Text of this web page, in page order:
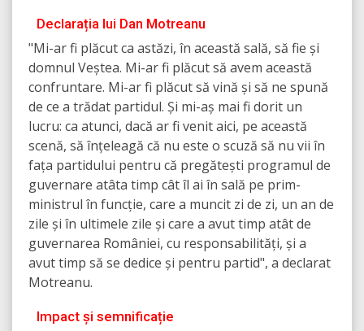
Declarația lui Dan Motreanu
"Mi-ar fi plăcut ca astăzi, în această sală, să fie și
domnul Veștea. Mi-ar fi plăcut să avem această
confruntare. Mi-ar fi plăcut să vină și să ne spună
de ce a trădat partidul. Și mi-aș mai fi dorit un
lucru: ca atunci, dacă ar fi venit aici, pe această
scenă, să înțeleagă că nu este o scuză să nu vii în
fața partidului pentru că pregătești programul de
guvernare atâta timp cât îl ai în sală pe prim-
ministrul în funcție, care a muncit zi de zi, un an de
zile și în ultimele zile și care a avut timp atât de
guvernarea României, cu responsabilități, și a
avut timp să se dedice și pentru partid", a declarat
Motreanu.
Impact și semnificație